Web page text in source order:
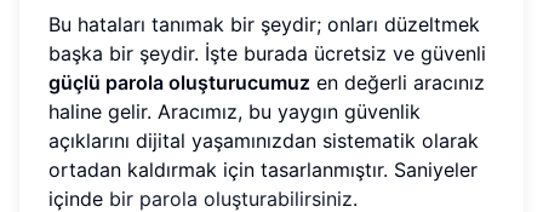
Bu hataları tanımak bir şeydir; onları düzeltmek
başka bir şeydir. İşte burada ücretsiz ve güvenli
güçlü parola oluşturucumuz en değerli aracınız
haline gelir. Aracımız, bu yaygın güvenlik
açıklarını dijital yaşamınızdan sistematik olarak
ortadan kaldırmak için tasarlanmıştır. Saniyeler
içinde bir parola oluşturabilirsiniz.